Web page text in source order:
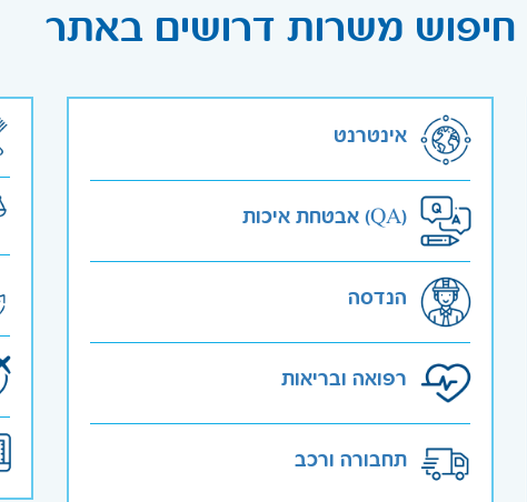
חיפוש משרות דרושים באתר
אינטרנט
אבטחת איכות (QA)
הנדסה
רפואה ובריאות
תחבורה ורכב